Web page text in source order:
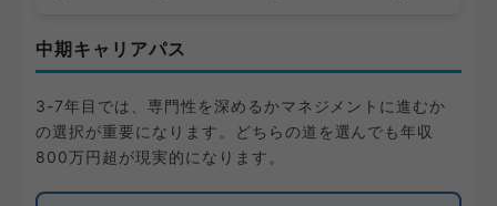
中期キャリアパス
3-7年目では、専門性を深めるかマネジメントに進むか
の選択が重要になります。どちらの道を選んでも年収
800万円超が現実的になります。